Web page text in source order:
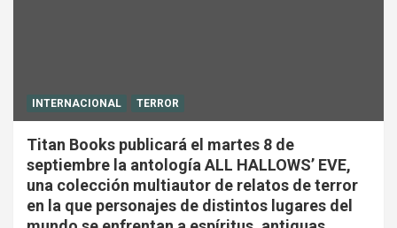
INTERNACIONAL TERROR
Titan Books publicará el martes 8 de
septiembre la antología ALL HALLOWS’ EVE,
una colección multiautor de relatos de terror
en la que personajes de distintos lugares del